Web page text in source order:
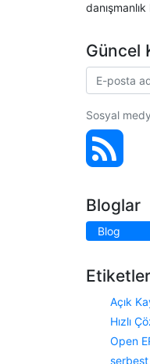
Güncel
Sosyal
Bloglar
Blog
Etiketler
Açık
Hızlı
Open